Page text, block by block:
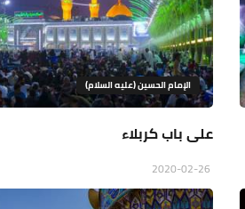
الإمام الحسين (عليه السلام)
على باب كربلاء